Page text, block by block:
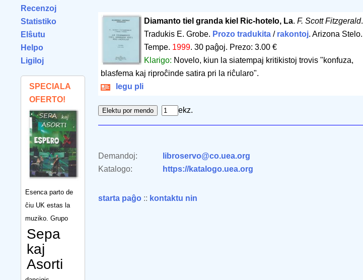
Recenzoj
Statistiko
Elŝutu
Helpo
Ligiloj
SPECIALA
OFERTO!
Esenca parto de
ĉiu UK estas la
muziko. Grupo
Sepa
kaj
Asorti
Diamanto tiel granda kiel Ric-hotelo, La. F. Scott Fitzgerald.
Tradukis E. Grobe. Prozo tradukita/ rakontoj. Arizona Stelo.
Tempe. 1999. 30 paĝoj. Prezo: 3.00 €
Klarigo: Novelo, kiun la siatempaj kritikistoj trovis "konfuza,
blasfema kaj riproĉinde satira pri la riĉularo".
legu pli
ekz.
Demandoj:
libroservo@co.uea.org
Katalogo:
https://katalogo.uea.org
starta paĝo :: kontaktu nin